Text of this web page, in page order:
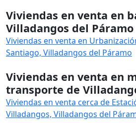
Viviendas en venta en
Villadangos del Páramo
Viviendas en venta en
Santiago, Villadangos del Páramo
Viviendas en venta en
transporte de
Viviendas en venta cerca de
Villadangos, Villadangos del